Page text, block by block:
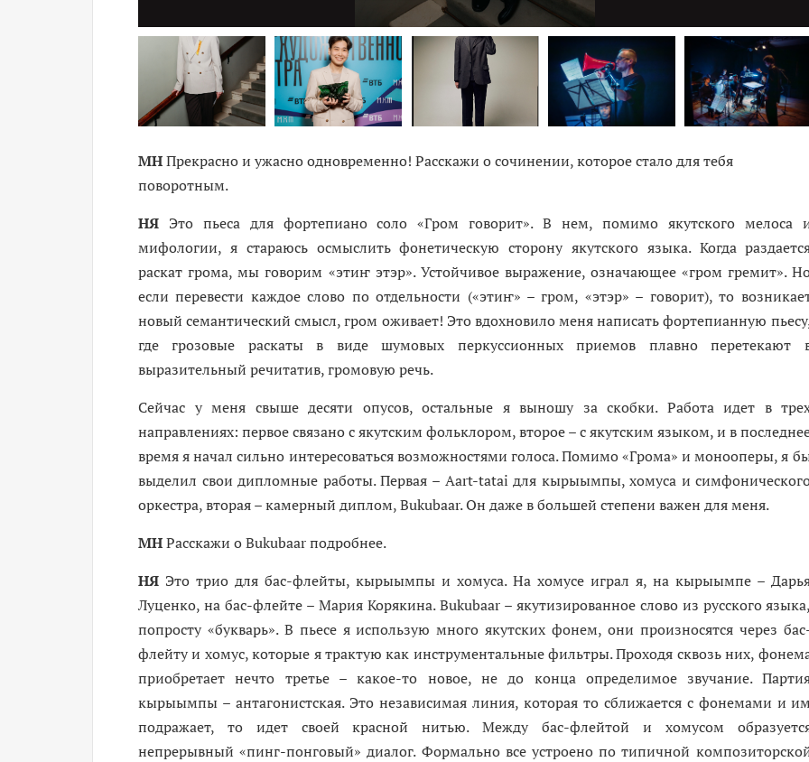
МНПрекрасно и ужасно одновременно! Расскажи о сочинении, которое стало для тебя
поворотным.
НЯ Это пьеса для фортепиано соло «Гром говорит». В нем, помимо якутского мелоса
мифологии, я стараюсь осмыслить фонетическую сторону якутского языка. Когда
раскат грома, мы говорим «этиҥ этэр». Устойчивое выражение, означающее «гром гремит».
если перевести каждое слово по отдельности («этиҥ» – гром, «этэр» – говорит), то
новый семантический смысл, гром оживает! Это вдохновило меня написать фортепианную
где грозовые раскаты в виде шумовых перкуссионных приемов плавно перетекают
выразительный речитатив, громовую речь.
Сейчас у меня свыше десяти опусов, остальные я выношу за скобки. Работа идет в
направлениях: первое связано с якутским фольклором, второе – с якутским языком, и в
время я начал сильно интересоваться возможностями голоса. Помимо «Грома» и монооперы, я
выделил свои дипломные работы. Первая – Aart-tatai для кырыымпы, хомуса и
оркестра, вторая – камерный диплом, Bukubaar. Он даже в большей степени важен для меня.
МНРасскажи о Bukubaar подробнее.
НЯ Это трио для бас-флейты, кырыымпы и хомуса. На хомусе играл я, на кырыымпе –
Луценко, на бас-флейте – Мария Корякина. Bukubaar – якутизированное слово из русского
попросту «букварь». В пьесе я использую много якутских фонем, они произносятся через
флейту и хомус, которые я трактую как инструментальные фильтры. Проходя сквозь них,
приобретает нечто третье – какое-то новое, не до конца определимое звучание.
кырыымпы – антагонистская. Это независимая линия, которая то сближается с фонемами и
подражает, то идет своей красной нитью. Между бас-флейтой и хомусом
непрерывный «пинг-понговый» диалог. Формально все устроено по типичной